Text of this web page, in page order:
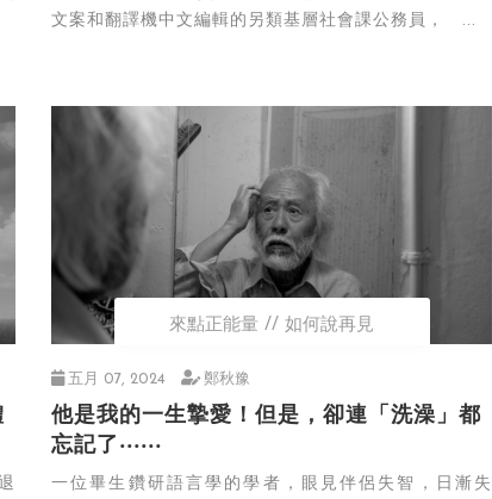
文案和翻譯機中文編輯的另類基層社會課公務員， ...
來點正能量 如何說再見
五月 07, 2024 鄭秋豫
他是我的一生摯愛！但是，卻連「洗澡」都
忘記了‧‧‧‧‧‧
一位畢生鑽研語言學的學者，眼見伴侶失智，日漸失